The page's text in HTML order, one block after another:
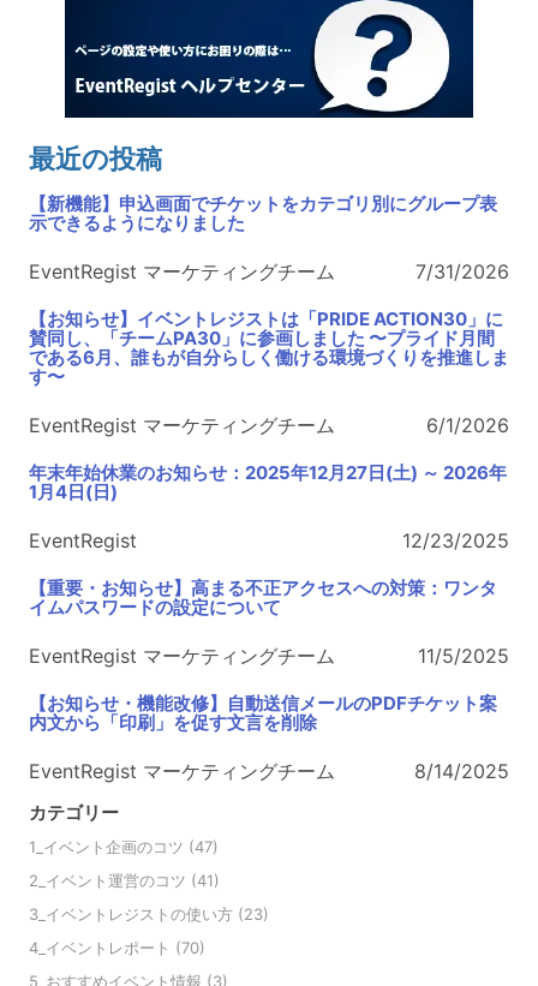
最近の投稿
【新機能】申込画面でチケットをカテゴリ別にグループ表
示できるようになりました
EventRegist マーケティングチーム 7/31/2026
【お知らせ】イベントレジストは「PRIDE ACTION30」に
賛同し、「チームPA30」に参画しました 〜プライド月間
である6月、誰もが自分らしく働ける環境づくりを推進しま
す〜
EventRegist マーケティングチーム 6/1/2026
年末年始休業のお知らせ：2025年12月27日(土) ～ 2026年
1月4日(日)
EventRegist 12/23/2025
【重要・お知らせ】高まる不正アクセスへの対策：ワンタ
イムパスワードの設定について
EventRegist マーケティングチーム 11/5/2025
【お知らせ・機能改修】自動送信メールのPDFチケット案
内文から「印刷」を促す文言を削除
EventRegist マーケティングチーム 8/14/2025
カテゴリー
1_イベント企画のコツ (47)
2_イベント運営のコツ (41)
3_イベントレジストの使い方 (23)
4_イベントレポート (70)
5_おすすめイベント情報 (3)